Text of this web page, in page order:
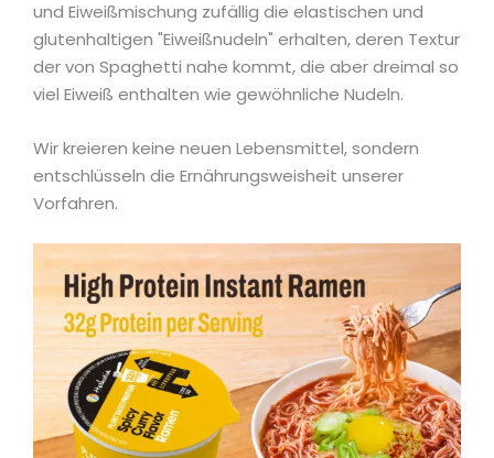
und Eiweißmischung zufällig die elastischen und
glutenhaltigen "Eiweißnudeln" erhalten, deren Textur
der von Spaghetti nahe kommt, die aber dreimal so
viel Eiweiß enthalten wie gewöhnliche Nudeln.
Wir kreieren keine neuen Lebensmittel, sondern
entschlüsseln die Ernährungsweisheit unserer
Vorfahren.